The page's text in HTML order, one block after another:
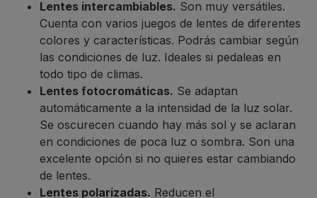
Lentes intercambiables. Son muy versátiles.
Cuenta con varios juegos de lentes de diferentes
colores y características. Podrás cambiar según
las condiciones de luz. Ideales si pedaleas en
todo tipo de climas.
Lentes fotocromáticas. Se adaptan
automáticamente a la intensidad de la luz solar.
Se oscurecen cuando hay más sol y se aclaran
en condiciones de poca luz o sombra. Son una
excelente opción si no quieres estar cambiando
de lentes.
Lentes polarizadas. Reducen el